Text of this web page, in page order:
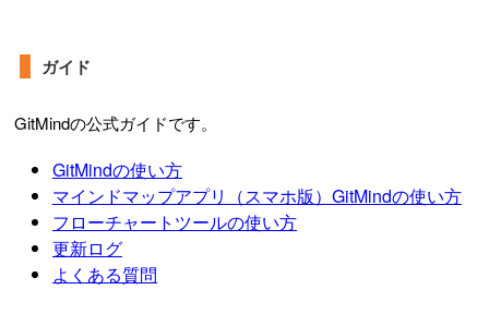
ガイド
GitMindの公式ガイドです。
GitMindの使い方
マインドマップアプリ（スマホ版）GitMindの使い方
フローチャートツールの使い方
更新ログ
よくある質問